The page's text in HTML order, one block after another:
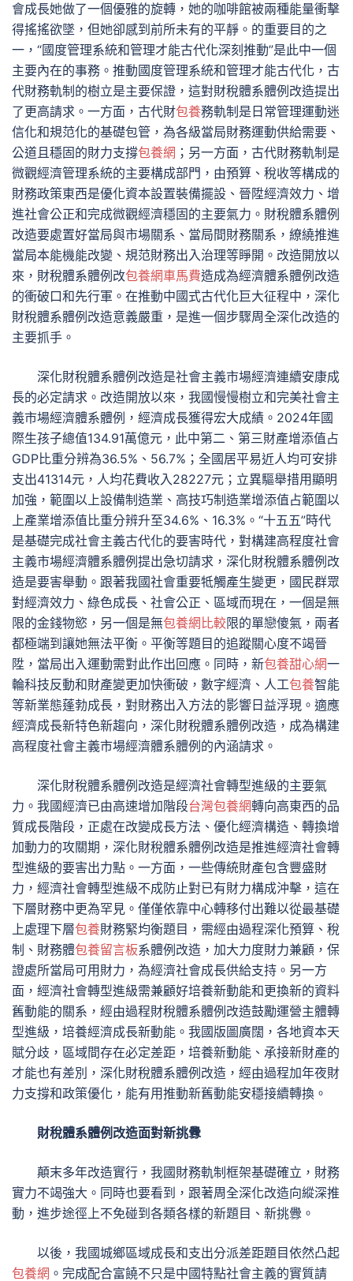
會成長她做了一個優雅的旋轉，她的咖啡館被兩種能量衝擊
得搖搖欲墜，但她卻感到前所未有的平靜。的重要目的之
一，“國度管理系統和管理才能古代化深刻推動”是此中一個
主要內在的事務。推動國度管理系統和管理才能古代化，古
代財務軌制的樹立是主要保證，這對財稅體系體例改造提出
了更高請求。一方面，古代財包養務軌制是日常管理運動迷
信化和規范化的基礎包管，為各級當局財務運動供給需要、
公道且穩固的財力支撐包養網 ；另一方面，古代財務軌制是
微觀經濟管理系統的主要構成部門，由預算、稅收等構成的
財務政策東西是優化資本設置裝備擺設、晉陞經濟效力、增
進社會公正和完成微觀經濟穩固的主要氣力。財稅體系體例
改造要處置好當局與市場關系、當局間財務關系，繚繞推進
當局本能機能改變、規范財務出入治理等睜開。改造開放以
來，財稅體系體例改包養網車馬費造成為經濟體系體例改造
的衝破口和先行軍。在推動中國式古代化巨大征程中，深化
財稅體系體例改造意義嚴重，是進一個步驟周全深化改造的
主要抓手。
深化財稅體系體例改造是社會主義市場經濟連續安康成
長的必定請求。改造開放以來，我國慢慢樹立和完美社會主
義市場經濟體系體例，經濟成長獲得宏大成績。2024年國
際生孩子總值134.91萬億元，此中第二、第三財產增添值占
GDP比重分辨為36.5%、56.7%；全國居平易近人均可安排
支出41314元，人均花費收入28227元；立異驅舉措用顯明
加強，範圍以上設備制造業、高技巧制造業增添值占範圍以
上產業增添值比重分辨升至34.6%、16.3%。“十五五”時代
是基礎完成社會主義古代化的要害時代，對構建高程度社會
主義市場經濟體系體例提出急切請求，深化財稅體系體例改
造是要害舉動。跟著我國社會重要牴觸產生變更，國民群眾
對經濟效力、綠色成長、社會公正、區域而現在，一個是無
限的金錢物慾，另一個是無包養網比較限的單戀傻氣，兩者
都極端到讓她無法平衡。平衡等題目的追蹤關心度不竭晉
陞，當局出入運動需對此作出回應。同時，新包養甜心網一
輪科技反動和財產變更加快衝破，數字經濟、人工包養智能
等新業態蓬勃成長，對財務出入方法的影響日益浮現。適應
經濟成長新特色新趨向，深化財稅體系體例改造，成為構建
高程度社會主義市場經濟體系體例的內涵請求。
深化財稅體系體例改造是經濟社會轉型進級的主要氣
力。我國經濟已由高速增加階段台灣包養網轉向高東西的品
質成長階段，正處在改變成長方法、優化經濟構造、轉換增
加動力的攻關期，深化財稅體系體例改造是推進經濟社會轉
型進級的要害出力點。一方面，一些傳統財產包含豐盛財
力，經濟社會轉型進級不成防止對已有財力構成沖擊，這在
下層財務中更為罕見。僅僅依靠中心轉移付出難以從最基礎
上處理下層包養財務緊均衡題目，需經由過程深化預算、稅
制、財務體包養留言板系體例改造，加大力度財力兼顧，保
證處所當局可用財力，為經濟社會成長供給支持。另一方
面，經濟社會轉型進級需兼顧好培養新動能和更換新的資料
舊動能的關系，經由過程財稅體系體例改造鼓勵運營主體轉
型進級，培養經濟成長新動能。我國版圖廣闊，各地資本天
賦分歧，區域間存在必定差距，培養新動能、承接新財產的
才能也有差別，深化財稅體系體例改造，經由過程加年夜財
力支撐和政策優化，能有用推動新舊動能安穩接續轉換。
財稅體系體例改造面對新挑釁
顛末多年改造實行，我國財務軌制框架基礎確立，財務
實力不竭強大。同時也要看到，跟著周全深化改造向縱深推
動，進步途徑上不免碰到各類各樣的新題目、新挑釁。
以後，我國城鄉區域成長和支出分派差距題目依然凸起
包養網 。完成配合富饒不只是中國特點社會主義的實質請